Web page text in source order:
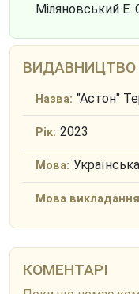
Міляновський Е.
ВИДАВНИЦТВО
Назва: "Астон"
Рік: 2023
Мова: Українська
Мова
КОМЕНТАРІ